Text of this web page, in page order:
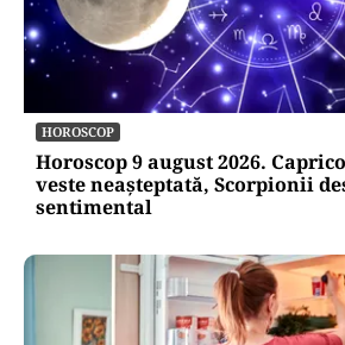
HOROSCOP
Horoscop 9 august 2026.
veste neașteptată, Scorpionii
sentimental